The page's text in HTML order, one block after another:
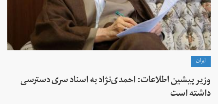
ايران
وزیر پیشین اطلاعات: احمدی‌نژاد به اسناد سری دسترسی
داشته است